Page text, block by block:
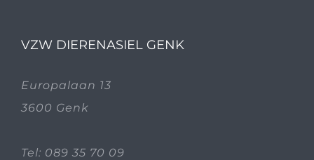
VZW DIERENASIEL GENK
Europalaan 13
3600 Genk
Tel: 089 35 70 09